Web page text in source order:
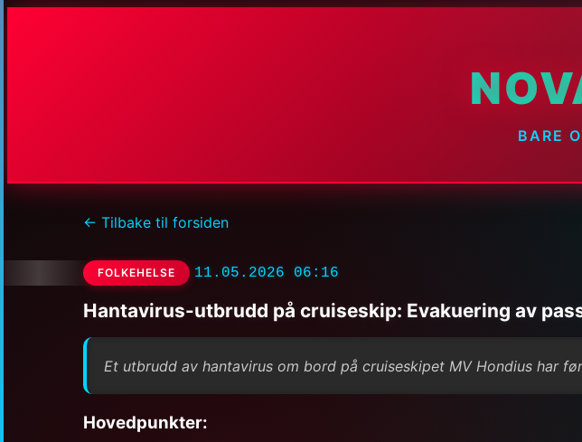
BARE
← Tilbake til forsiden
FOLKEHELSE 11.05.2026 06:16
Hantavirus-utbrudd på cruiseskip: Evakuering av
Et utbrudd av hantavirus om bord på cruiseskipet MV Hondius har
Hovedpunkter: